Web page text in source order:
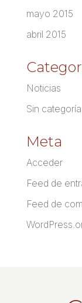
mayo 2015
abril 2015
Noticias
Sin categoría
Meta
Acceder
Feed de
Feed de